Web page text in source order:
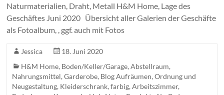
Naturmaterialien, Draht, Metall H&M Home, Lage des
Geschäftes Juni 2020 Übersicht aller Galerien der Geschäfte
als Fotoalbum, , ggf. auch mit Fotos
Jessica
18. Juni 2020
H&M Home, Boden/Keller/Garage,Abstellraum,
Nahrungsmittel,Garderobe, Blog Aufräumen, Ordnung und
Neugestaltung, Kleiderschrank,farbig,Arbeitszimmer,